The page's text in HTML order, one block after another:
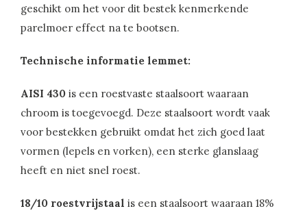
geschikt om het voor dit bestek kenmerkende
parelmoer effect na te bootsen.
Technische informatie lemmet:
AISI 430 is een roestvaste staalsoort waaraan
chroom is toegevoegd. Deze staalsoort wordt vaak
voor bestekken gebruikt omdat het zich goed laat
vormen (lepels en vorken), een sterke glanslaag
heeft en niet snel roest.
18/10 roestvrijstaal is een staalsoort waaraan 18%